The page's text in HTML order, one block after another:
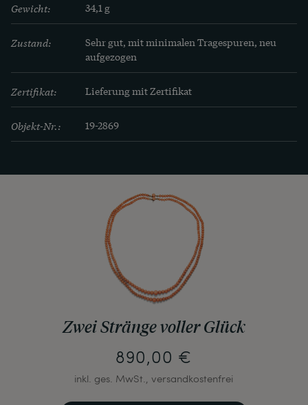
Gewicht: 34,1 g
Zustand:
Sehr gut, mit minimalen Tragespuren, neu
aufgezogen
Zertifikat: Lieferung mit Zertifikat
Objekt-Nr.: 19-2869
Zwei Stränge voller Glück
890,00 €
inkl. ges. MwSt., versandkostenfrei